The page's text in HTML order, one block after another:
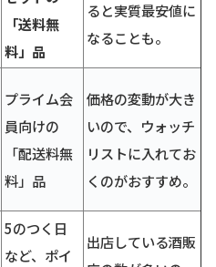
「送料無
料」品
ると実質最安値に
なることも。
プライム会
員向けの
「配送料無
料」品
価格の変動が大き
いので、ウォッチ
リストに入れてお
くのがおすすめ。
5のつく日
など、ポイ
出店している酒販